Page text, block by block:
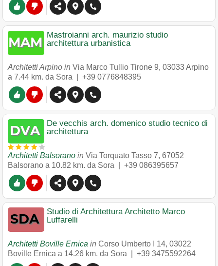
Mastroianni arch. maurizio studio
architettura urbanistica
Architetti Arpino in Via Marco Tullio Tirone 9, 03033Arpino
a 7.44 km. da Sora | +39 0776848395
De vecchis arch. domenico studio tecnico di
architettura
Architetti Balsorano in Via Torquato Tasso 7, 67052
Balsorano a 10.82 km. da Sora | +39 086395657
Studio di Architettura Architetto Marco
Luffarelli
Architetti Boville Ernica in Corso Umberto I 14, 03022
Boville Ernica a 14.26 km. da Sora | +39 3475592264